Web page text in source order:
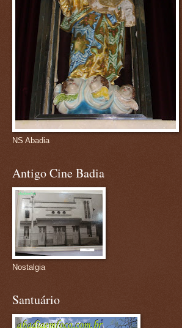
NS Abadia
Antigo Cine Badia
Nostalgia
Santuário